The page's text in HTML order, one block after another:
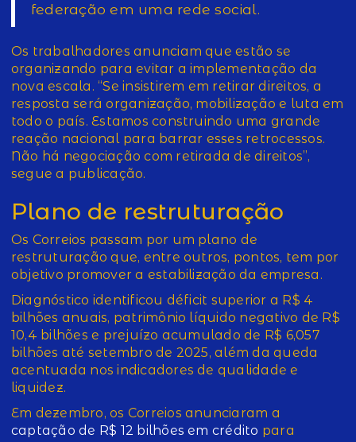
federação em uma rede social.
Os trabalhadores anunciam que estão se
organizando para evitar a implementação da
nova escala. “Se insistirem em retirar direitos, a
resposta será organização, mobilização e luta em
todo o país. Estamos construindo uma grande
reação nacional para barrar esses retrocessos.
Não há negociação com retirada de direitos”,
segue a publicação.
Plano de restruturação
Os Correios passam por um plano de
restruturação que, entre outros, pontos, tem por
objetivo promover a estabilização da empresa.
Diagnóstico identificou déficit superior a R$ 4
bilhões anuais, patrimônio líquido negativo de R$
10,4 bilhões e prejuízo acumulado de R$ 6,057
bilhões até setembro de 2025, além da queda
acentuada nos indicadores de qualidade e
liquidez.
Em dezembro, os Correios anunciaram a
captação de R$ 12 bilhões em crédito para